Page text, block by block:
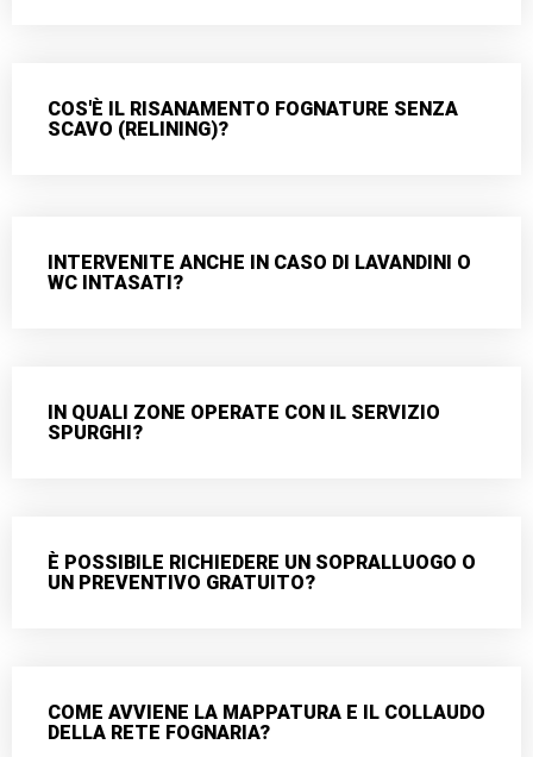
COS'È IL RISANAMENTO FOGNATURE SENZA
SCAVO (RELINING)?
INTERVENITE ANCHE IN CASO DI LAVANDINI O
WC INTASATI?
IN QUALI ZONE OPERATE CON IL SERVIZIO
SPURGHI?
È POSSIBILE RICHIEDERE UN SOPRALLUOGO O
UN PREVENTIVO GRATUITO?
COME AVVIENE LA MAPPATURA E IL COLLAUDO
DELLA RETE FOGNARIA?